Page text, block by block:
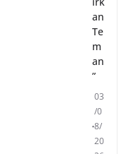
an
Te
m
an
”
03
/0
8/
20